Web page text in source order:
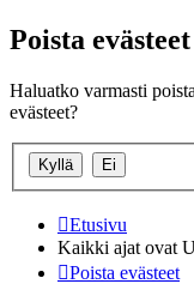
Poista evästeet
Haluatko varmasti
evästeet?
Etusivu
Kaikki ajat ovat
Poista evästeet